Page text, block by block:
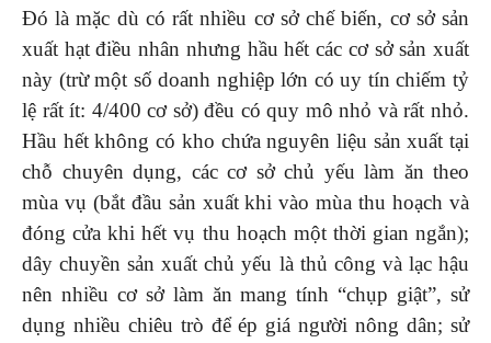
Đó là mặc dù có rất nhiều cơ sở chế biến, cơ sở sản
xuất hạt điều nhân nhưng hầu hết các cơ sở sản xuất
này (trừ một số doanh nghiệp lớn có uy tín chiếm tỷ
lệ rất ít: 4/400 cơ sở) đều có quy mô nhỏ và rất nhỏ.
Hầu hết không có kho chứa nguyên liệu sản xuất tại
chỗ chuyên dụng, các cơ sở chủ yếu làm ăn theo
mùa vụ (bắt đầu sản xuất khi vào mùa thu hoạch và
đóng cửa khi hết vụ thu hoạch một thời gian ngắn);
dây chuyền sản xuất chủ yếu là thủ công và lạc hậu
nên nhiều cơ sở làm ăn mang tính “chụp giật”, sử
dụng nhiều chiêu trò để ép giá người nông dân; sử